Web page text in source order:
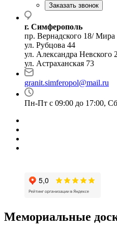
Заказать звонок
г. Симферополь
пр. Вернадского 18/ Мира
ул. Рубцова 44
ул. Александра Невского
ул. Астраханская 73
granit.simferopol@mail.ru
Пн-Пт с 09:00 до 17:00,
Мемориальные